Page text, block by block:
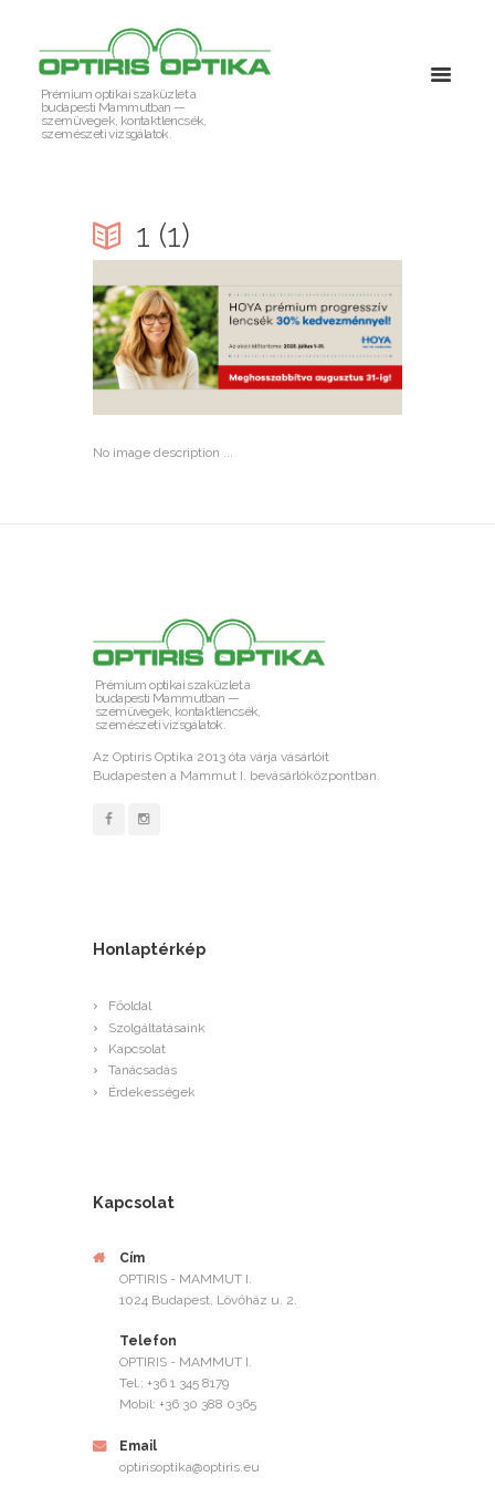
Prémium optikai szaküzlet a
budapesti Mammutban —
szemüvegek, kontaktlencsék,
szemészeti vizsgálatok.
1 (1)
No image description ...
Prémium optikai szaküzlet a
budapesti Mammutban —
szemüvegek, kontaktlencsék,
szemészeti vizsgálatok.
Az Optiris Optika 2013 óta várja vásárlóit
Budapesten a Mammut I. bevásárlóközpontban.
Honlaptérkép
Főoldal
Szolgáltatásaink
Kapcsolat
Tanácsadás
Érdekességek
Kapcsolat
Cím
OPTIRIS - MAMMUT I.
1024 Budapest, Lövőház u. 2.
Telefon
OPTIRIS - MAMMUT I.
Tel.: +36 1 345 8179
Mobil: +36 30 388 0365
Email
optirisoptika@optiris.eu